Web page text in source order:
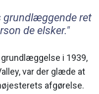
grundlæggende ret
de elsker."
grundlæggelse i 1939,
var der glæde at
afgørelse.